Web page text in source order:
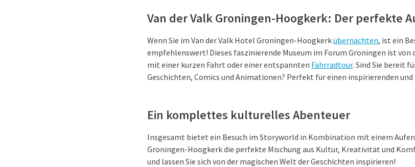
Van der Valk Groningen-Hoogkerk: Der perfekte
Wenn Sie im Van der Valk Hotel Groningen-Hoogkerkübernachten, ist ein
empfehlenswert! Dieses faszinierende Museum im Forum Groningen ist von
mit einer kurzen Fahrt oder einer entspannten Fahrradtour. Sind Sie bereit
Geschichten, Comics und Animationen? Perfekt für einen inspirierenden
Ein komplettes kulturelles Abenteuer
Insgesamt bietet ein Besuch im Storyworld in Kombination mit einem
Groningen-Hoogkerk die perfekte Mischung aus Kultur, Kreativität und
und lassen Sie sich von der magischen Welt der Geschichten inspirieren!